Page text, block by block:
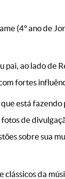
(4º ano de
pai, ao lado de
fortes
está fazendo
de
sobre sua
clássicos da